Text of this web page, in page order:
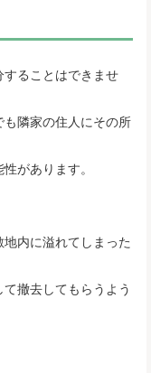
ることはできませ
隣家の住人にその所
があります。
内に溢れてしまった
撤去してもらうよう